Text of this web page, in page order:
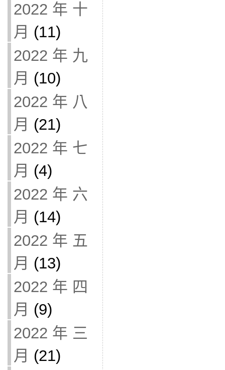
2022 年 十
月 (11)
2022 年 九
月 (10)
2022 年 八
月 (21)
2022 年 七
月 (4)
2022 年 六
月 (14)
2022 年 五
月 (13)
2022 年 四
月 (9)
2022 年 三
月 (21)